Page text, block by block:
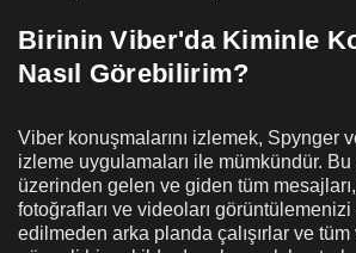
Birinin Viber'da Kiminle
Nasıl Görebilirim?
Viber konuşmalarını izlemek, Spynger
izleme uygulamaları ile mümkündür.
üzerinden gelen ve giden tüm
fotoğrafları ve videoları
edilmeden arka planda çalışırlar ve